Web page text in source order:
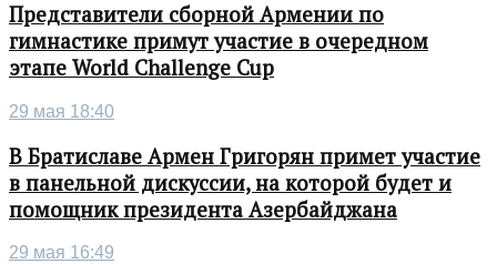
Представители сборной Армении по
гимнастике примут участие в очередном
этапе World Challenge Cup
29 мая 18:40
В Братиславе Армен Григорян примет участие
в панельной дискуссии, на которой будет и
помощник президента Азербайджана
29 мая 16:49